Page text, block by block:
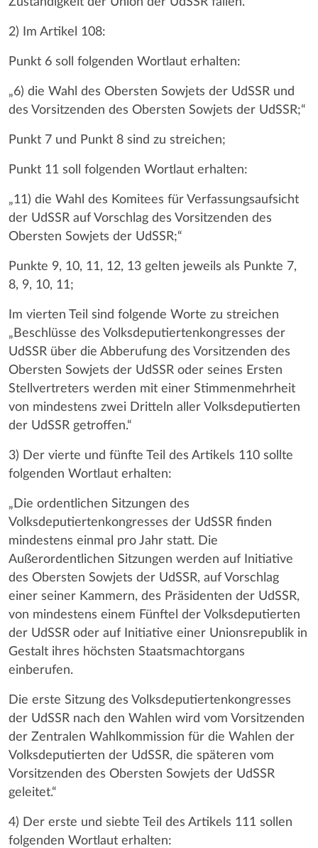
2) Im Artikel 108:
Punkt 6 soll folgenden Wortlaut erhalten:
„6) die Wahl des Obersten Sowjets der UdSSR und
des Vorsitzenden des Obersten Sowjets der UdSSR;“
Punkt 7 und Punkt 8 sind zu streichen;
Punkt 11 soll folgenden Wortlaut erhalten:
„11) die Wahl des Komitees für Verfassungsaufsicht
der UdSSR auf Vorschlag des Vorsitzenden des
Obersten Sowjets der UdSSR;“
Punkte 9, 10, 11, 12, 13 gelten jeweils als Punkte 7,
8, 9, 10, 11;
Im vierten Teil sind folgende Worte zu streichen
„Beschlüsse des Volksdeputiertenkongresses der
UdSSR über die Abberufung des Vorsitzenden des
Obersten Sowjets der UdSSR oder seines Ersten
Stellvertreters werden mit einer Stimmenmehrheit
von mindestens zwei Dritteln aller Volksdeputierten
der UdSSR getroffen.“
3) Der vierte und fünfte Teil des Artikels 110 sollte
folgenden Wortlaut erhalten:
„Die ordentlichen Sitzungen des
Volksdeputiertenkongresses der UdSSR finden
mindestens einmal pro Jahr statt. Die
Außerordentlichen Sitzungen werden auf Initiative
des Obersten Sowjets der UdSSR, auf Vorschlag
einer seiner Kammern, des Präsidenten der UdSSR,
von mindestens einem Fünftel der Volksdeputierten
der UdSSR oder auf Initiative einer Unionsrepublik in
Gestalt ihres höchsten Staatsmachtorgans
einberufen.
Die erste Sitzung des Volksdeputiertenkongresses
der UdSSR nach den Wahlen wird vom Vorsitzenden
der Zentralen Wahlkommission für die Wahlen der
Volksdeputierten der UdSSR, die späteren vom
Vorsitzenden des Obersten Sowjets der UdSSR
geleitet.“
4) Der erste und siebte Teil des Artikels 111 sollen
folgenden Wortlaut erhalten: